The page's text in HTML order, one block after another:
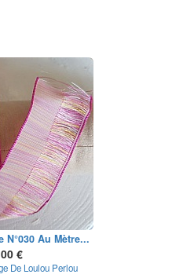
N°030 Au Mètre...
€
De Loulou Perlou